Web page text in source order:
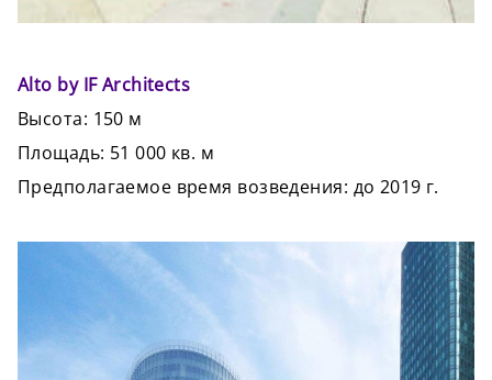
Alto by IF Architects
Высота: 150 м
Площадь: 51 000 кв. м
Предполагаемое время возведения: до 2019 г.